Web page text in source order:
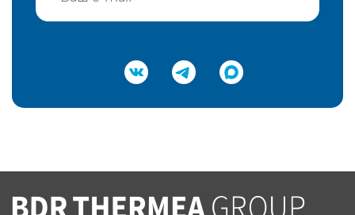
Подтвердить e-mail
Вы соглашаетесь с нашей политикой